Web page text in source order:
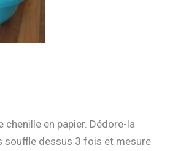
chenille en papier. Dédore-la
souffle dessus 3 fois et mesure